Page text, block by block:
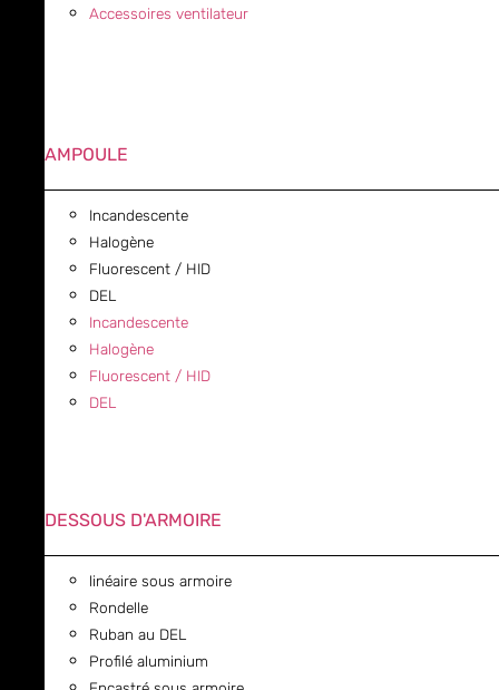
Accessoires ventilateur
AMPOULE
Incandescente
Halogène
Fluorescent / HID
DEL
Incandescente
Halogène
Fluorescent / HID
DEL
DESSOUS D'ARMOIRE
linéaire sous armoire
Rondelle
Ruban au DEL
Profilé aluminium